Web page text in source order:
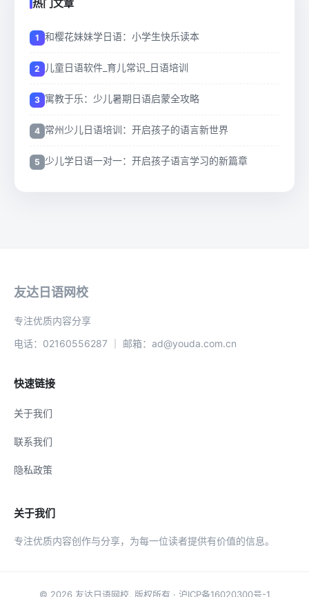
热门文章
和樱花妹妹学日语：小学生快乐读本
儿童日语软件_育儿常识_日语培训
寓教于乐：少儿暑期日语启蒙全攻略
常州少儿日语培训：开启孩子的语言新世界
少儿学日语一对一：开启孩子语言学习的新篇章
友达日语网校
专注优质内容分享
电话：02160556287 ｜ 邮箱：ad@youda.com.cn
快速链接
关于我们
联系我们
隐私政策
关于我们
专注优质内容创作与分享，为每一位读者提供有价值的信息。
© 2026 友达日语网校. 版权所有 · 沪ICP备16020300号-1